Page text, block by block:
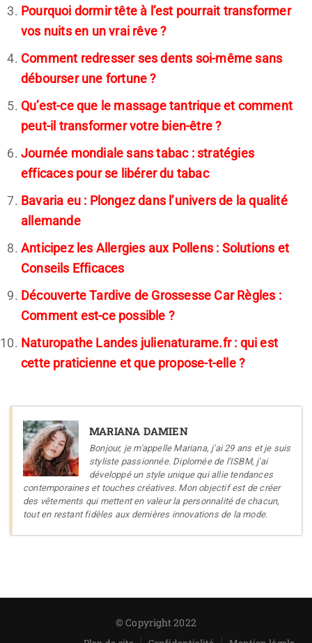
Pourquoi dormir tête à l’est pourrait transformer
vos nuits en un vrai rêve ?
Comment redresser ses dents soi-même sans
débourser une fortune ?
Qu’est-ce que le massage tantrique et comment
peut-il transformer votre bien-être ?
Journée mondiale sans tabac : stratégies
efficaces pour se libérer du tabac
Bavaria eu : Plongez dans l’univers de la qualité
allemande
Anticipez les Allergies aux Pollens : Solutions et
Conseils Efficaces
Découverte Tardive de Grossesse Car Règles :
Comment est-ce possible ?
Naturopathe Landes julienaturame.fr : qui est
cette praticienne et que propose-t-elle ?
MARIANA DAMIEN
Bonjour, je m'appelle Mariana, j'ai 29 ans et je suis
styliste passionnée. Diplomée de l'ISBM, j'ai
développé un style unique qui allie tendances
contemporaines et touches créatives. Mon objectif est de créer
des vêtements qui mettent en valeur la personnalité de chacun,
tout en restant fidèles aux dernières innovations de la mode.
© Copyright 2022